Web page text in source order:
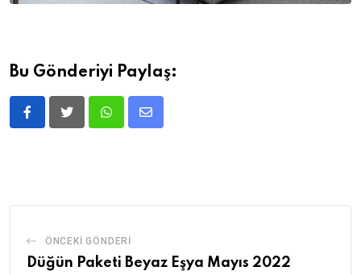
Bu Gönderiyi Paylaş:
WhatsappShare
ÖNCEKI GÖNDERI
Düğün Paketi Beyaz Eşya Mayıs 2022